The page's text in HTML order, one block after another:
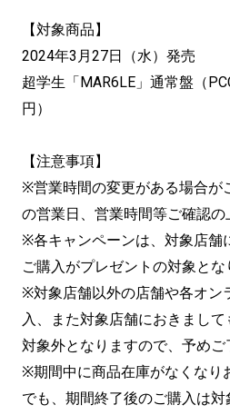
【対象商品】
2024年3月27日（水）発売
超学生「MAR6LE」通常盤（
円）
【注意事項】
※営業時間の変更がある場合が
の営業日、営業時間等ご確認の
※各キャンペーンは、対象店舗
ご購入がプレゼントの対象とな
※対象店舗以外の店舗や各オン
入、また対象店舗におきまし
対象外となりますので、予めご
※期間中に商品在庫がなくなり
でも、期間終了後のご購入は